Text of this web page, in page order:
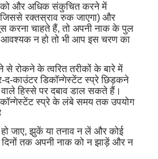
को और अधिक संकुचित करने में
रक्तस्राव रुक जाएगा) और
करना चाहते हैं, तो अपनी नाक के पुल
न हो तो भी आप इस चरण का
रोकने के त्वरित तरीकों के बारे में
द-काउंटर डिकॉन्गेस्टेंट स्प्रे छिड़कने
हिस्से पर दबाव डाल सकते हैं।
स्प्रे के लंबे समय तक उपयोग
जाए, झुकें या तनाव न लें और कोई
तक अपनी नाक को न झाड़ें और न